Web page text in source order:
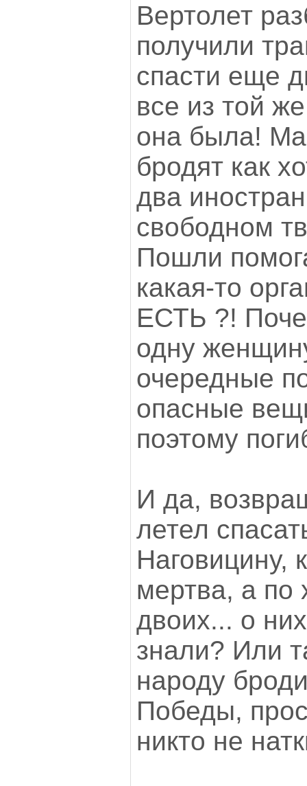
Вертолет
получили
спасти еще
все из той
она была!
бродят как
два
свободном
Пошли
какая-то
ЕСТЬ ?!
одну
очередные
опасные
поэтому
И да,
летел
Наговицину,
мертва, а по
двоих... о
знали? Или
народу
Победы,
никто не